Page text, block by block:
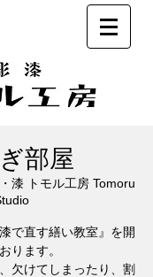
部屋
漆 トモル工房 Tomoru
で直す繕い教室』を開
ります。
欠けてしまったり、割